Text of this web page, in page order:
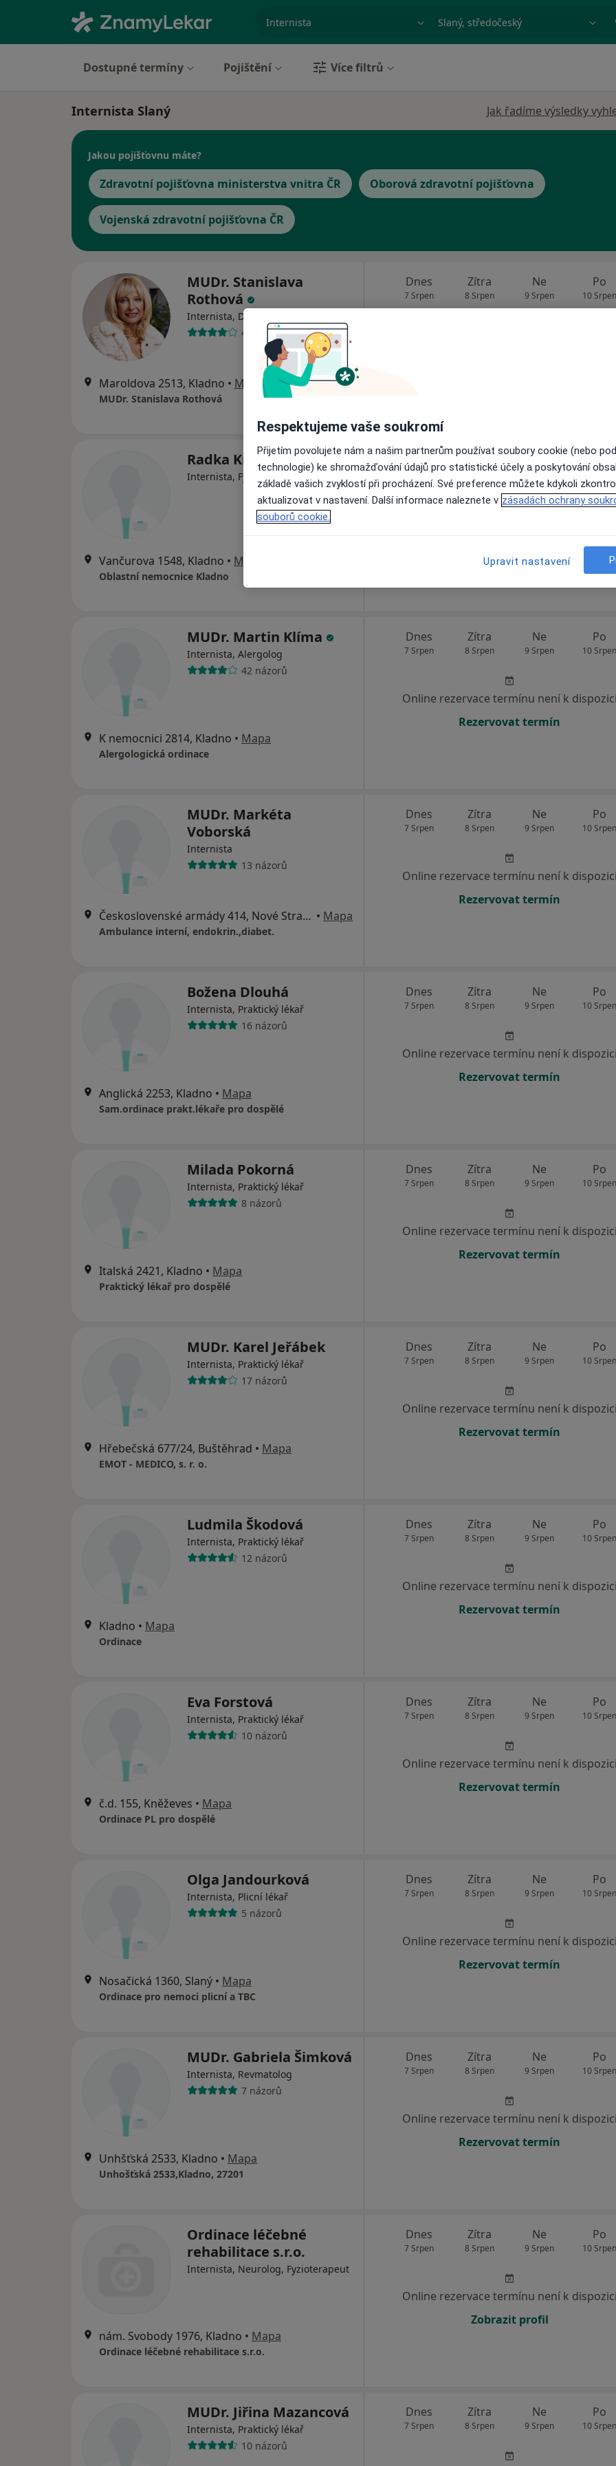
Město nebo region
Dostupné termíny Pojištění Více filtrů
Internista Slaný Jak řadíme výsledky
Jakou pojišťovnu máte?
Zdravotní pojišťovna ministerstva vnitra ČR Oborová zdravotní pojišťovna
Vojenská zdravotní pojišťovna ČR
MUDr. Stanislava
Rothová
Internista, Diabetolog
4 názory
Maroldova 2513, Kladno • Mapa
MUDr. Stanislava Rothová
Dnes
7 Srpen
Zítra
8 Srpen
Ne
9 Srpen
Po
10 Srpen
Radka Krejčová
Internista, Fyzioterapeut
Vančurova 1548, Kladno • Mapa
Oblastní nemocnice Kladno
Dnes
7 Srpen
Zítra
8 Srpen
Ne
9 Srpen
Po
10 Srpen
MUDr. Martin Klíma
Internista, Alergolog
42 názorů
K nemocnici 2814, Kladno • Mapa
Alergologická ordinace
Dnes
7 Srpen
Zítra
8 Srpen
Ne
9 Srpen
Po
10 Srpen
Online rezervace termínu není k dispozici
Rezervovat termín
MUDr. Markéta
Voborská
Internista
13 názorů
Československé armády 414, Nové Strašecí • Mapa
Ambulance interní, endokrin.,diabet.
Dnes
7 Srpen
Zítra
8 Srpen
Ne
9 Srpen
Po
10 Srpen
Online rezervace termínu není k dispozici
Rezervovat termín
Božena Dlouhá
Internista, Praktický lékař
16 názorů
Anglická 2253, Kladno • Mapa
Sam.ordinace prakt.lékaře pro dospělé
Dnes
7 Srpen
Zítra
8 Srpen
Ne
9 Srpen
Po
10 Srpen
Online rezervace termínu není k dispozici
Rezervovat termín
Milada Pokorná
Internista, Praktický lékař
8 názorů
Italská 2421, Kladno • Mapa
Praktický lékař pro dospělé
Dnes
7 Srpen
Zítra
8 Srpen
Ne
9 Srpen
Po
10 Srpen
Online rezervace termínu není k dispozici
Rezervovat termín
MUDr. Karel Jeřábek
Internista, Praktický lékař
17 názorů
Hřebečská 677/24, Buštěhrad • Mapa
EMOT - MEDICO, s. r. o.
Dnes
7 Srpen
Zítra
8 Srpen
Ne
9 Srpen
Po
10 Srpen
Online rezervace termínu není k dispozici
Rezervovat termín
Ludmila Škodová
Internista, Praktický lékař
12 názorů
Kladno • Mapa
Ordinace
Dnes
7 Srpen
Zítra
8 Srpen
Ne
9 Srpen
Po
10 Srpen
Online rezervace termínu není k dispozici
Rezervovat termín
Eva Forstová
Internista, Praktický lékař
10 názorů
č.d. 155, Kněževes • Mapa
Ordinace PL pro dospělé
Dnes
7 Srpen
Zítra
8 Srpen
Ne
9 Srpen
Po
10 Srpen
Online rezervace termínu není k dispozici
Rezervovat termín
Olga Jandourková
Internista, Plicní lékař
5 názorů
Nosačická 1360, Slaný • Mapa
Ordinace pro nemoci plicní a TBC
Dnes
7 Srpen
Zítra
8 Srpen
Ne
9 Srpen
Po
10 Srpen
Online rezervace termínu není k dispozici
Rezervovat termín
MUDr. Gabriela Šimková
Internista, Revmatolog
7 názorů
Unhšťská 2533, Kladno • Mapa
Unhošťská 2533,Kladno, 27201
Dnes
7 Srpen
Zítra
8 Srpen
Ne
9 Srpen
Po
10 Srpen
Online rezervace termínu není k dispozici
Rezervovat termín
Ordinace léčebné
rehabilitace s.r.o.
Internista, Neurolog, Fyzioterapeut
nám. Svobody 1976, Kladno • Mapa
Ordinace léčebné rehabilitace s.r.o.
Dnes
7 Srpen
Zítra
8 Srpen
Ne
9 Srpen
Po
10 Srpen
Online rezervace termínu není k dispozici
Zobrazit profil
MUDr. Jiřina Mazancová
Internista, Praktický lékař
10 názorů
Dnes
7 Srpen
Zítra
8 Srpen
Ne
9 Srpen
Po
10 Srpen
Respektujeme vaše soukromí
Přijetím povolujete nám a našim partnerům používat soubory cookie (nebo
technologie) ke shromažďování údajů pro statistické účely a poskytování
základě vašich zvyklostí při procházení. Své preference můžete kdykoli
aktualizovat v nastavení. Další informace naleznete v zásadách ochrany
souborů cookie.
Upravit nastavení